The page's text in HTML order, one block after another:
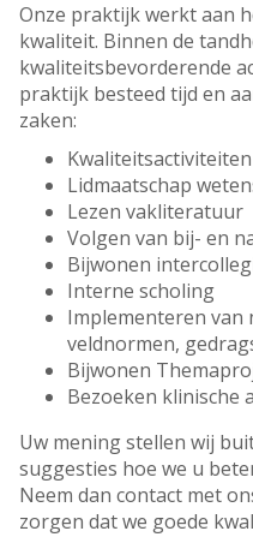
Onze praktijk werkt aan
kwaliteit. Binnen de
kwaliteitsbevorderende
praktijk besteed tijd en
zaken:
Kwaliteitsactiviteiten
Lidmaatschap
Lezen vakliteratuur
Volgen van bij- en
Bijwonen
Interne scholing
Implementeren van
veldnormen,
Bijwonen
Bezoeken klinische
Uw mening stellen wij
suggesties hoe we u
Neem dan contact met
zorgen dat we goede